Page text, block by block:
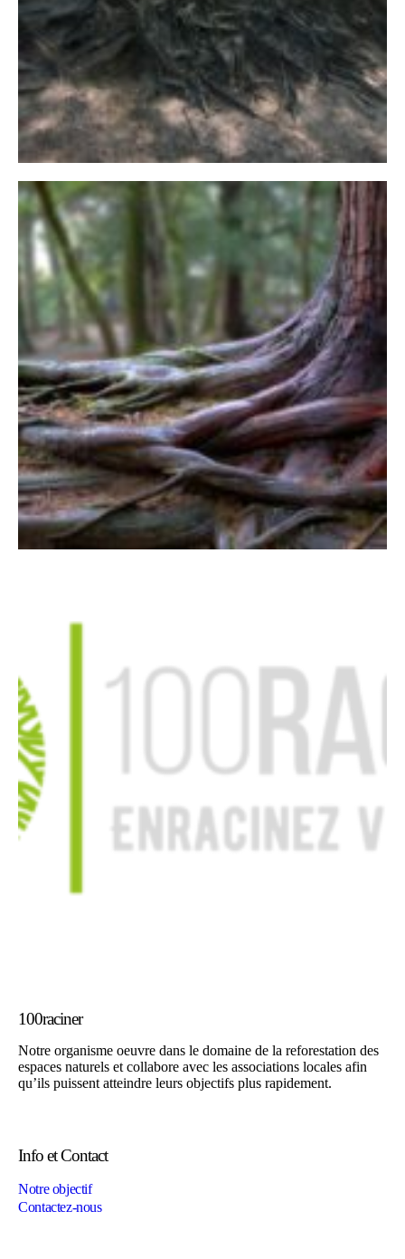
100raciner
Notre organisme oeuvre dans le domaine de la reforestation des
espaces naturels et collabore avec les associations locales afin
qu’ils puissent atteindre leurs objectifs plus rapidement.
Info et Contact
Notre objectif
Contactez-nous